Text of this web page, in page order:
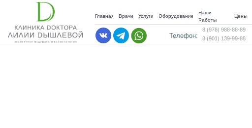
Главная
Телефон:
Услуги Цены
Врачи
Наши
Работы
8 (901) 139-99-88
8 (978) 988-88-89
Оборудование